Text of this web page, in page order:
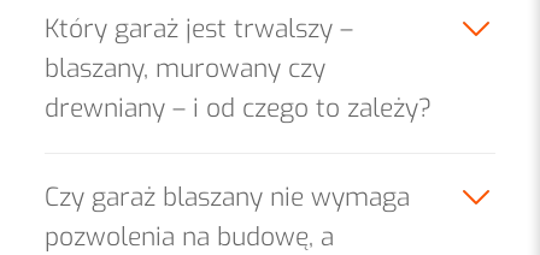
Który garaż jest trwalszy –
blaszany, murowany czy
drewniany – i od czego to zależy?
Czy garaż blaszany nie wymaga
pozwolenia na budowę, a